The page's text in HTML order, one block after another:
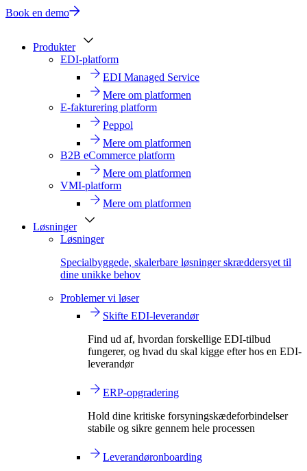
Book en demo
Produkter
EDI-platform
EDI Managed Service
Mere om platformen
E-fakturering platform
Peppol
Mere om platformen
B2B eCommerce platform
Mere om platformen
VMI-platform
Mere om platformen
Løsninger
Løsninger
Specialbyggede, skalerbare løsninger skræddersyet til
dine unikke behov
Problemer vi løser
Skifte EDI-leverandør
Find ud af, hvordan forskellige EDI-tilbud
fungerer, og hvad du skal kigge efter hos en EDI-
leverandør
ERP-opgradering
Hold dine kritiske forsyningskædeforbindelser
stabile og sikre gennem hele processen
Leverandøronboarding